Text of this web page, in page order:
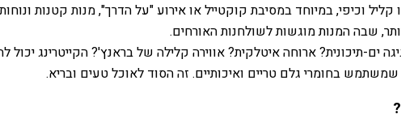
וכיפי, במיוחד במסיבת קוקטייל או אירוע "על הדרך", מנות קטנות
שבה המנות מוגשות לשולחנות האורחים.
ים-תיכונית? ארוחה איטלקית? אווירה קלילה של בראנץ'? הקייטרינג
שמשתמש בחומרי גלם טריים ואיכותיים. זה הסוד לאוכל טעים ובריא.